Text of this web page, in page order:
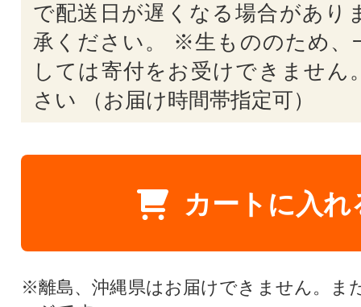
で配送日が遅くなる場合があり
承ください。 ※生もののため、
しては寄付をお受けできません
さい （お届け時間帯指定可）
カートに入れ
※離島、沖縄県はお届けできません。ま